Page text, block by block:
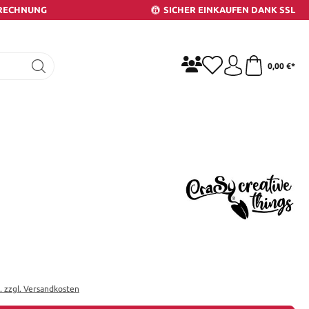
SICHER EINKAUFEN DANK SSL
0,00 €*
zzgl. Versandkosten